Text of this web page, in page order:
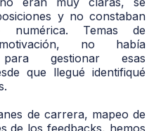
y no constaban
Temas de
no había
para gestionar esas
que llegué identifiqué
de carrera, mapeo de
de los feedbacks, hemos